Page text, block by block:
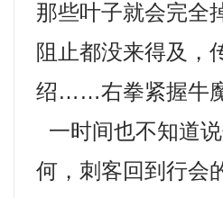
那些叶子就会完全
阻止都没来得及，
绍……右拳紧握牛
一时间也不知道
何，刺客回到行会